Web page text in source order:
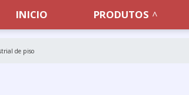
INICIO PRODUTOS
de piso